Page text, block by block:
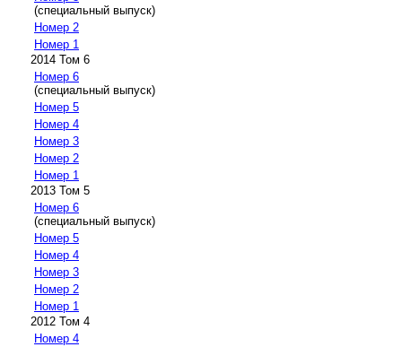
(специальный выпуск)
Номер 2
Номер 1
2014 Том 6
Номер 6
(специальный выпуск)
Номер 5
Номер 4
Номер 3
Номер 2
Номер 1
2013 Том 5
Номер 6
(специальный выпуск)
Номер 5
Номер 4
Номер 3
Номер 2
Номер 1
2012 Том 4
Номер 4